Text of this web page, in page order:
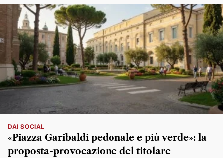
DAI SOCIAL
«Piazza Garibaldi pedonale e più verde»: la
proposta-provocazione del titolare